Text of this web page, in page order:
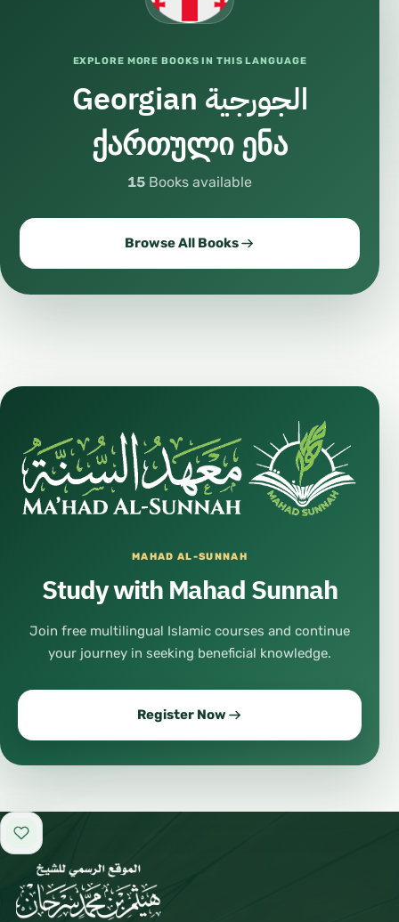
EXPLORE MORE BOOKS IN THIS LANGUAGE
Georgian الجورجية
ქართული ენა
15 Books available
Browse All Books
MAHAD AL-SUNNAH
Study with Mahad Sunnah
Join free multilingual Islamic courses and continue
your journey in seeking beneficial knowledge.
Register Now
Add to favorites